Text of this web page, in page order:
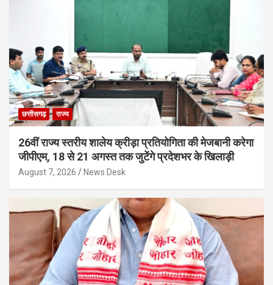
छत्तीसगढ़ राज्य
26वीं राज्य स्तरीय शालेय क्रीड़ा प्रतियोगिता की मेजबानी करेगा
जीपीएम, 18 से 21 अगस्त तक जुटेंगे प्रदेशभर के खिलाड़ी
August 7, 2026 News Desk